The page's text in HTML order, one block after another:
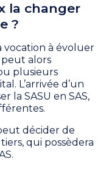
la changer
?
vocation à évoluer
peut alors
plusieurs
L’arrivée d’un
la SASU en SAS,
décider de
qui possèdera